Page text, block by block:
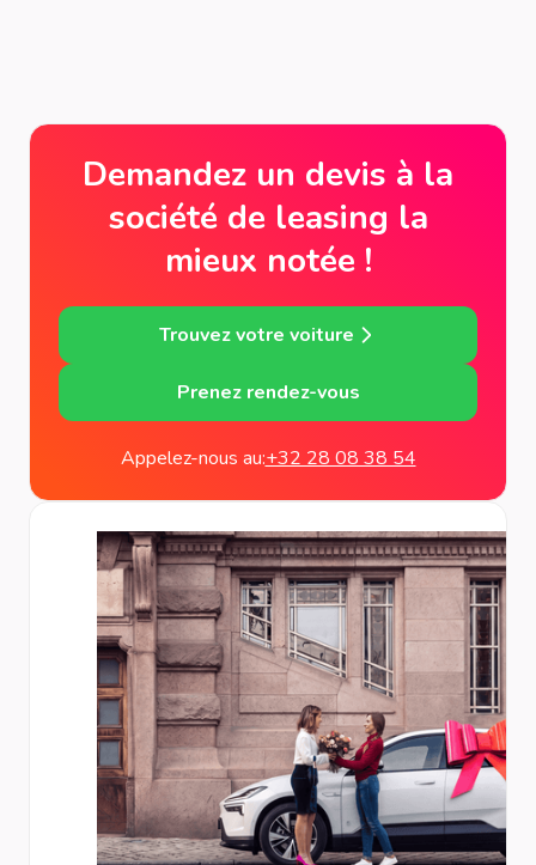
Demandez un devis à la
société de leasing la
mieux notée !
Trouvez votre voiture
Prenez rendez-vous
Appelez-nous au:+32 28 08 38 54